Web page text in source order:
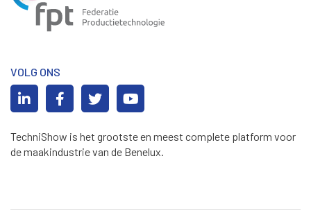
VOLG ONS
TechniShow is het grootste en meest complete platform voor
de maakindustrie van de Benelux.